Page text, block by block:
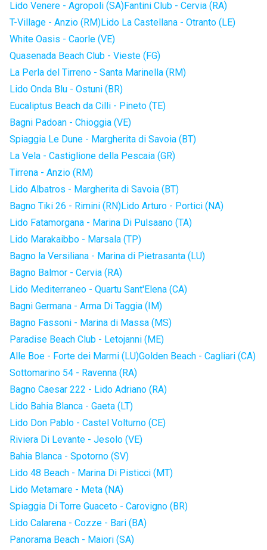
Lido Venere - Agropoli (SA)Fantini Club - Cervia (RA)
T-Village - Anzio (RM)Lido La Castellana - Otranto (LE)
White Oasis - Caorle (VE)
Quasenada Beach Club - Vieste (FG)
La Perla del Tirreno - Santa Marinella (RM)
Lido Onda Blu - Ostuni (BR)
Eucaliptus Beach da Cilli - Pineto (TE)
Bagni Padoan - Chioggia (VE)
Spiaggia Le Dune - Margherita di Savoia (BT)
La Vela - Castiglione della Pescaia (GR)
Tirrena - Anzio (RM)
Lido Albatros - Margherita di Savoia (BT)
Bagno Tiki 26 - Rimini (RN)Lido Arturo - Portici (NA)
Lido Fatamorgana - Marina Di Pulsaano (TA)
Lido Marakaibbo - Marsala (TP)
Bagno la Versiliana - Marina di Pietrasanta (LU)
Bagno Balmor - Cervia (RA)
Lido Mediterraneo - Quartu Sant'Elena (CA)
Bagni Germana - Arma Di Taggia (IM)
Bagno Fassoni - Marina di Massa (MS)
Paradise Beach Club - Letojanni (ME)
Alle Boe - Forte dei Marmi (LU)Golden Beach - Cagliari (CA)
Sottomarino 54 - Ravenna (RA)
Bagno Caesar 222 - Lido Adriano (RA)
Lido Bahia Blanca - Gaeta (LT)
Lido Don Pablo - Castel Volturno (CE)
Riviera Di Levante - Jesolo (VE)
Bahia Blanca - Spotorno (SV)
Lido 48 Beach - Marina Di Pisticci (MT)
Lido Metamare - Meta (NA)
Spiaggia Di Torre Guaceto - Carovigno (BR)
Lido Calarena - Cozze - Bari (BA)
Panorama Beach - Maiori (SA)